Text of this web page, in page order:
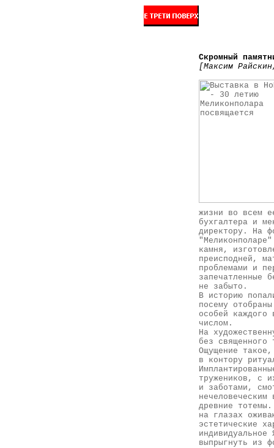
Скромный
[Максим
жизни во всем
бухгалтера и
директору. На
камня,
преисподней,
проблемами и
запечатленные
не забыто.
В историю
посему
особей каждого
числом.
На
без священного
Ощущение
в контору
тружеников, с
и заботами,
древние
на глазах
эстетические
выпрыгнуть из